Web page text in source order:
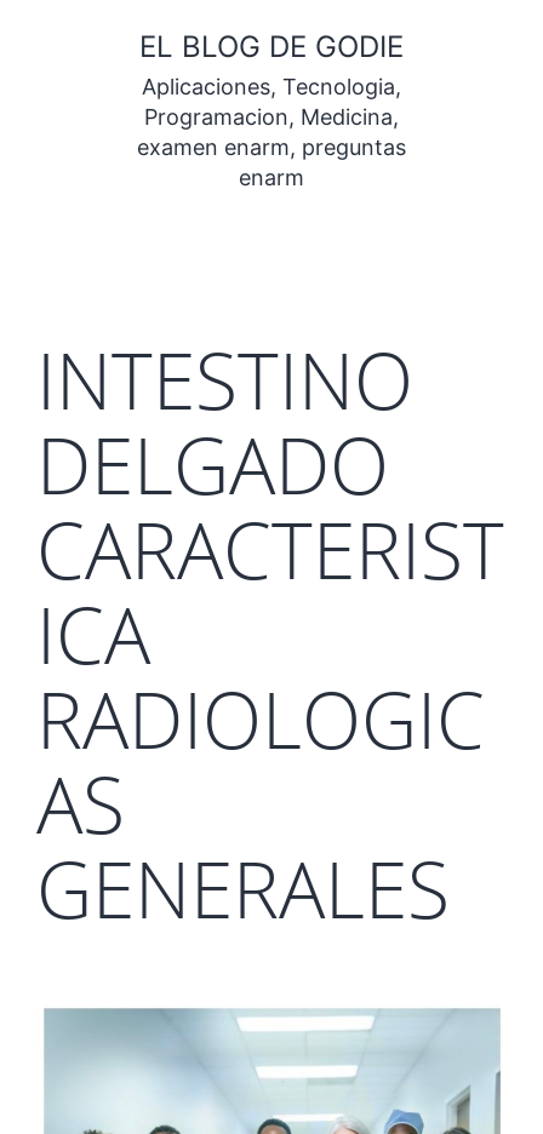
contenido
EL BLOG DE GODIE
Aplicaciones, Tecnologia,
Programacion, Medicina,
examen enarm, preguntas
enarm
INTESTINO
DELGADO
CARACTERIST
ICA
RADIOLOGIC
AS
GENERALES